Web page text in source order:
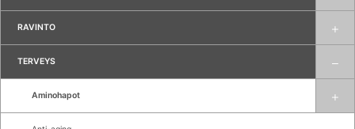
RAVINTO
TERVEYS
Aminohapot